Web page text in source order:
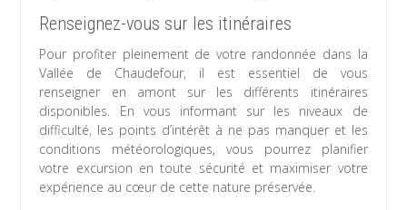
Renseignez-vous sur les itinéraires
Pour profiter pleinement de votre randonnée dans la
Vallée de Chaudefour, il est essentiel de vous
renseigner en amont sur les différents itinéraires
disponibles. En vous informant sur les niveaux de
difficulté, les points d’intérêt à ne pas manquer et les
conditions météorologiques, vous pourrez planifier
votre excursion en toute sécurité et maximiser votre
expérience au cœur de cette nature préservée.